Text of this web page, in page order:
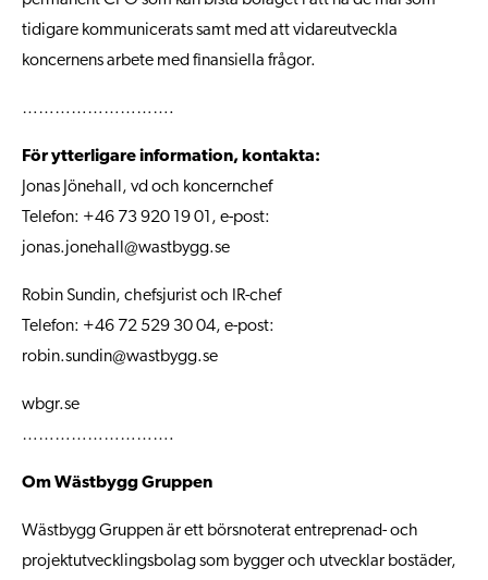
tidigare kommunicerats samt med att vidareutveckla
koncernens arbete med finansiella frågor.
……………………….
För ytterligare information, kontakta:
Jonas Jönehall, vd och koncernchef
Telefon: +46 73 920 19 01, e-post:
jonas.jonehall@wastbygg.se
Robin Sundin, chefsjurist och IR-chef
Telefon: +46 72 529 30 04, e-post:
robin.sundin@wastbygg.se
wbgr.se
……………………….
Om Wästbygg Gruppen
Wästbygg Gruppen är ett börsnoterat entreprenad- och
projektutvecklingsbolag som bygger och utvecklar bostäder,